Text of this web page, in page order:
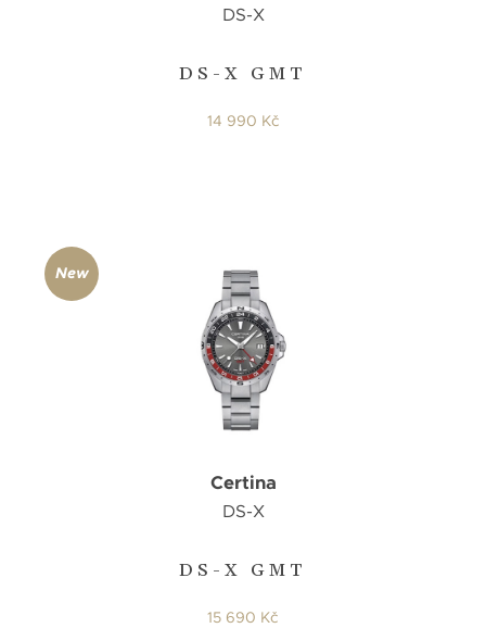
DS-X GMT
DS-X
14 990 Kč
DS-X GMT
Certina
DS-X
15 690 Kč
New